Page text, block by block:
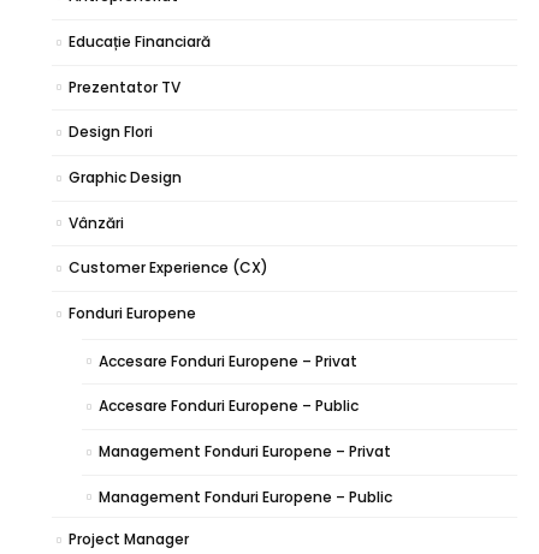
Educație Financiară
Prezentator TV
Design Flori
Graphic Design
Vânzări
Customer Experience (CX)
Fonduri Europene
Accesare Fonduri Europene – Privat
Accesare Fonduri Europene – Public
Management Fonduri Europene – Privat
Management Fonduri Europene – Public
Project Manager